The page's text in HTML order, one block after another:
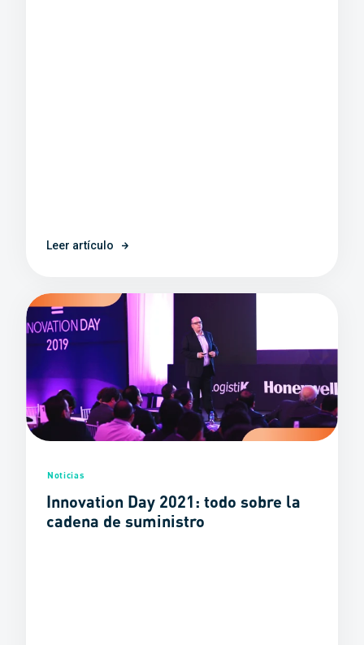
Leer artículo
Noticias
Innovation Day 2021: todo sobre la
cadena de suministro